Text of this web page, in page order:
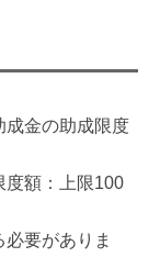
金の助成限度
度額：上限100
要がありま